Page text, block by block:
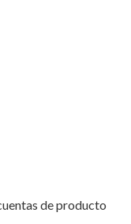
de producto